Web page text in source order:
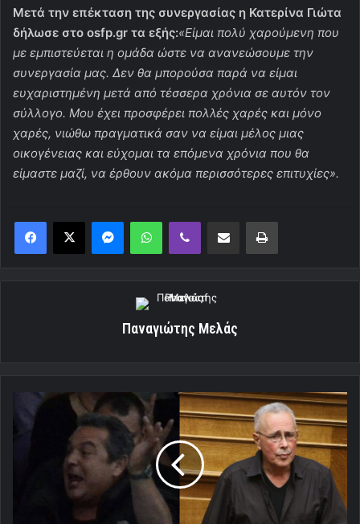
Μετά την επέκταση της συνεργασίας η Κατερίνα Γιώτα
δήλωσε στο osfp.gr τα εξής:«Είμαι πολύ χαρούμενη που
με εμπιστεύεται η ομάδα ώστε να ανανεώσουμε την
συνεργασία μας. Δεν θα μπορούσα παρά να είμαι
ευχαριστημένη μετά από τέσσερα χρόνια σε αυτόν τον
σύλλογο. Μου έχει προσφέρει πολλές χαρές και μόνο
χαρές, νιώθω πραγματικά σαν να είμαι μέλος μιας
οικογένειας και εύχομαι τα επόμενα χρόνια που θα
είμαστε μαζί, να έρθουν ακόμα περισσότερες επιτυχίες».
MessengerWhatsAppViber Κοινοποίηση μέσω ηλεκτρονικού ταχυδρομείουΕκτύπωση
Παναγιώτης Μελάς
Ντρέπεται
κανείς;